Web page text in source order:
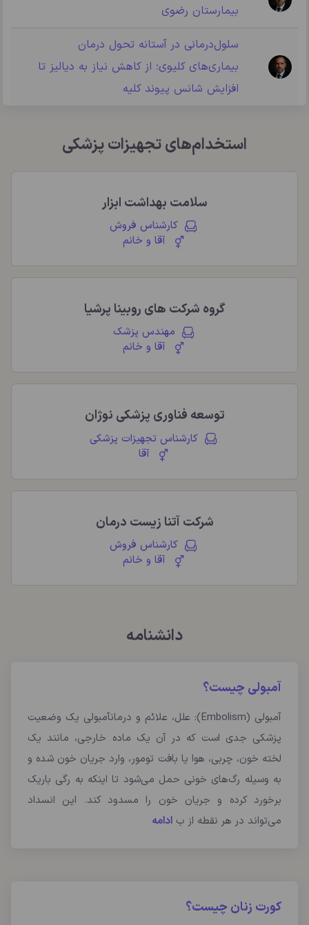
بیمارستان رضوی
سلول‌درمانی در آستانه تحول درمان
بیماری‌های کلیوی؛ از کاهش نیاز به دیالیز تا
افزایش شانس پیوند کلیه
استخدام‌های تجهیزات پزشکی
سلامت بهداشت ابزار
کارشناس فروش
آقا و خانم
گروه شرکت های روبینا پرشیا
مهندس پزشک
آقا و خانم
توسعه فناوری پزشکی نوژان
کارشناس تجهیزات پزشکی
آقا
شرکت آتنا زیست درمان
کارشناس فروش
آقا و خانم
دانشنامه
آمبولی چیست؟
آمبولی (Embolism): علل، علائم و درمانآمبولی یک وضعیت
پزشکی جدی است که در آن یک ماده خارجی، مانند یک
لخته خون، چربی، هوا یا بافت تومور، وارد جریان خون شده و
به وسیله رگ‌های خونی حمل می‌شود تا اینکه به رگی باریک
برخورد کرده و جریان خون را مسدود کند. این انسداد
می‌تواند در هر نقطه از ب ادامه
کورت زنان چیست؟